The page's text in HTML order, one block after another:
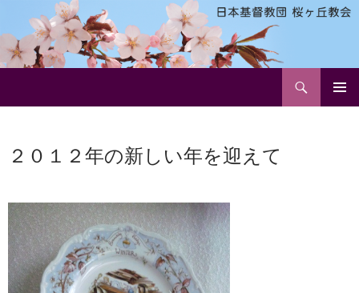
ン
ス
キ
ッ
２０１２年の新しい年を迎えて